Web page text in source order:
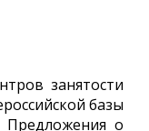
занятости
базы
Предложения о